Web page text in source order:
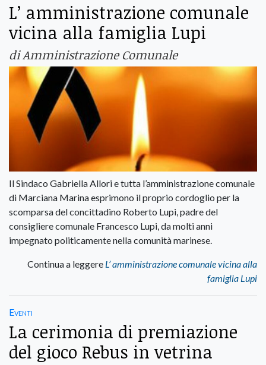
L’ amministrazione comunale
vicina alla famiglia Lupi
di Amministrazione Comunale
Il Sindaco Gabriella Allori e tutta l’amministrazione comunale
di Marciana Marina esprimono il proprio cordoglio per la
scomparsa del concittadino Roberto Lupi, padre del
consigliere comunale Francesco Lupi, da molti anni
impegnato politicamente nella comunità marinese.
Continua a leggere L’ amministrazione comunale vicina alla
famiglia Lupi
Eventi
La cerimonia di premiazione
del gioco Rebus in vetrina